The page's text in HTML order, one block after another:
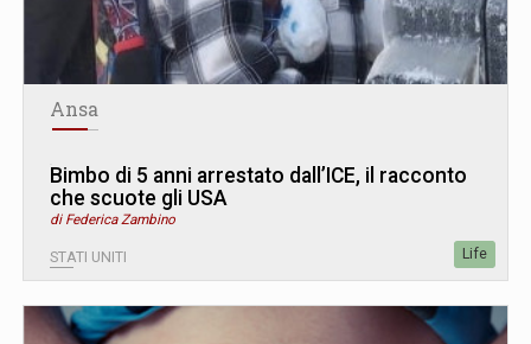
Ansa
Bimbo di 5 anni arrestato dall’ICE, il racconto
che scuote gli USA
di Federica Zambino
STATI UNITI Life